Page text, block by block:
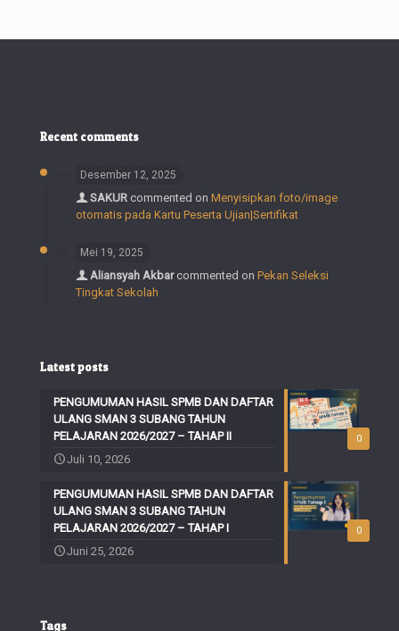
Recent comments
Desember 12, 2025
SAKUR commented on Menyisipkan foto/image
otomatis pada Kartu Peserta Ujian|Sertifikat
Mei 19, 2025
Aliansyah Akbarcommented on Pekan Seleksi
Tingkat Sekolah
Latest posts
0
PENGUMUMAN HASIL SPMB DAN DAFTAR
ULANG SMAN 3 SUBANG TAHUN
PELAJARAN 2026/2027 – TAHAP II
Juli 10, 2026
0
PENGUMUMAN HASIL SPMB DAN DAFTAR
ULANG SMAN 3 SUBANG TAHUN
PELAJARAN 2026/2027 – TAHAP I
Juni 25, 2026
Tags